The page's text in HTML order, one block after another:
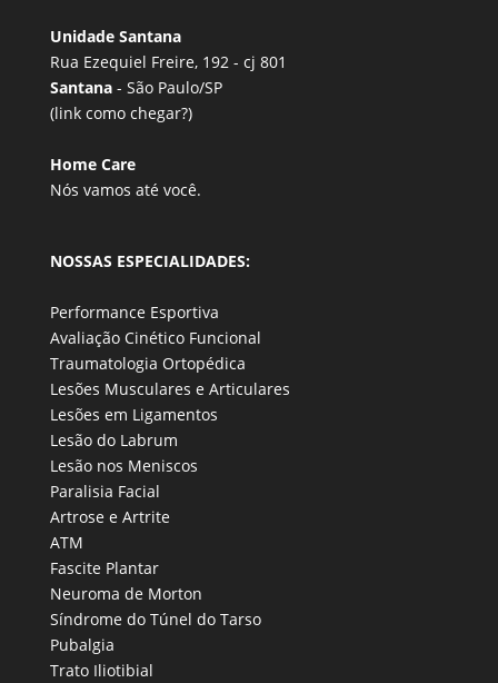
Unidade Santana
Rua Ezequiel Freire, 192 - cj 801
Santana - São Paulo/SP
(link como chegar?)
Home Care
Nós vamos até você.
NOSSAS ESPECIALIDADES:
Performance Esportiva
Avaliação Cinético Funcional
Traumatologia Ortopédica
Lesões Musculares e Articulares
Lesões em Ligamentos
Lesão do Labrum
Lesão nos Meniscos
Paralisia Facial
Artrose e Artrite
ATM
Fascite Plantar
Neuroma de Morton
Síndrome do Túnel do Tarso
Pubalgia
Trato Iliotibial